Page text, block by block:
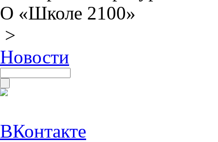
О «Школе 2100»
>
Новости
ВКонтакте